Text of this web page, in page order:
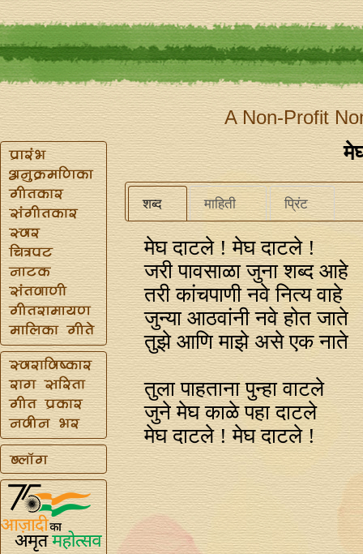
A Non-Profit
शब्द माहिती प्रिंट
मेघ दाटले ! मेघ दाटले !
जरी पावसाळा जुना शब्द आहे
तरी कांचपाणी नवे नित्य वाहे
जुन्या आठवांनी नवे होत जाते
तुझे आणि माझे असे एक नाते
तुला पाहताना पुन्हा वाटले
जुने मेघ काळे पहा दाटले
मेघ दाटले ! मेघ दाटले !